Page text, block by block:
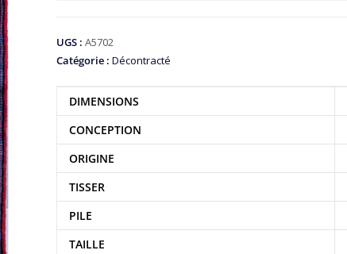
UGS :A5702
Catégorie :Décontracté
DIMENSIONS
CONCEPTION
ORIGINE
TISSER
PILE
TAILLE